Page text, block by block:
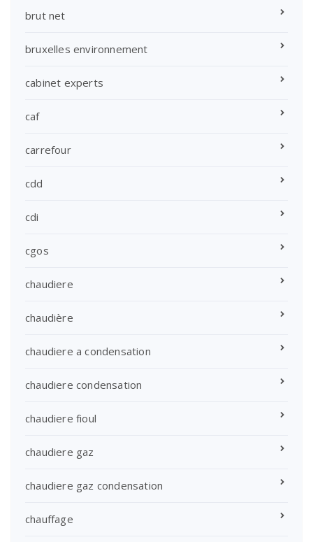
brut net
bruxelles environnement
cabinet experts
caf
carrefour
cdd
cdi
cgos
chaudiere
chaudière
chaudiere a condensation
chaudiere condensation
chaudiere fioul
chaudiere gaz
chaudiere gaz condensation
chauffage